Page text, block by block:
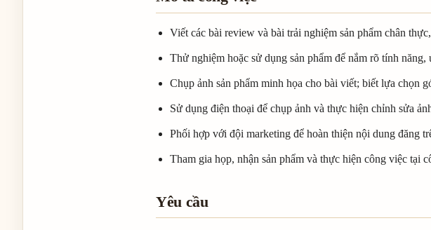
Viết các bài review và bài trải nghiệm sản phẩm chân
Thử nghiệm hoặc sử dụng sản phẩm để nắm rõ tính
Chụp ảnh sản phẩm minh họa cho bài viết; biết lựa chọn
Sử dụng điện thoại để chụp ảnh và thực hiện chỉnh sửa
Phối hợp với đội marketing để hoàn thiện nội dung đăng
Tham gia họp, nhận sản phẩm và thực hiện công việc tại
Yêu cầu